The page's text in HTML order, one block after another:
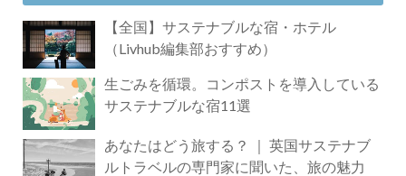
【全国】サステナブルな宿・ホテル
（Livhub編集部おすすめ）
生ごみを循環。コンポストを導入している
サステナブルな宿11選
あなたはどう旅する？ ｜ 英国サステナブ
ルトラベルの専門家に聞いた、旅の魅力